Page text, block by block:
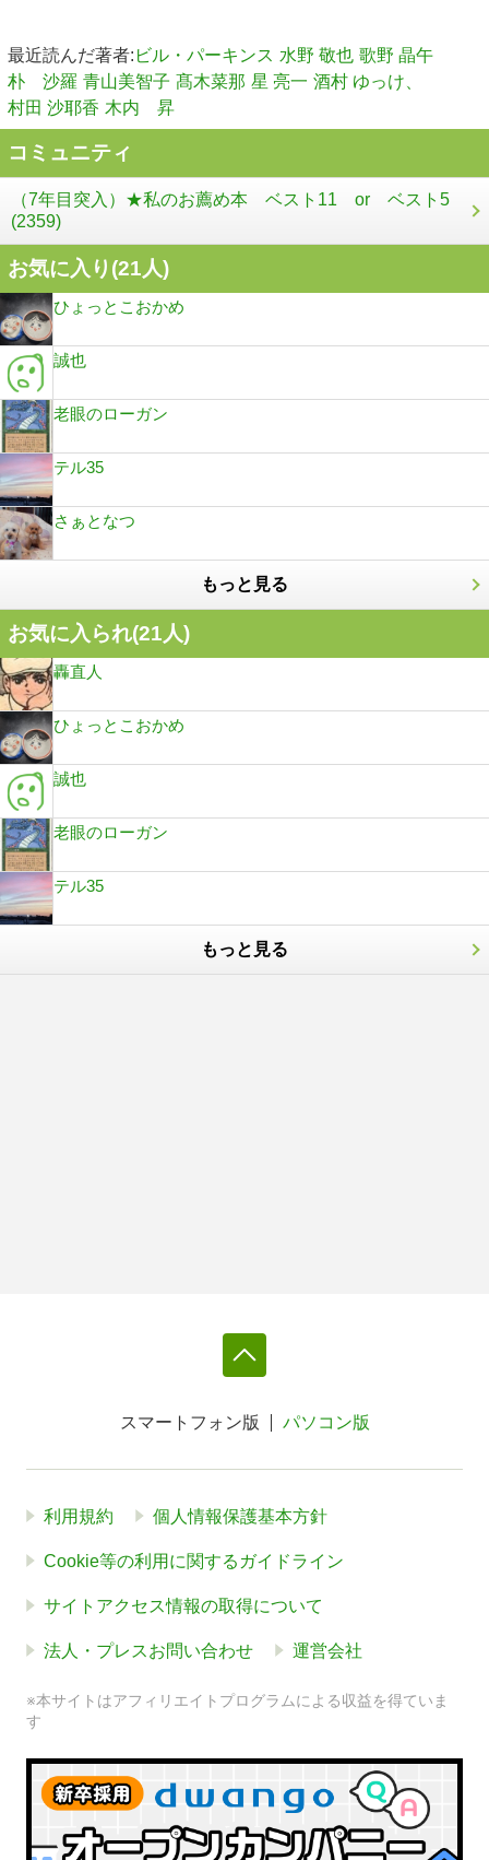
最近読んだ著者: ビル・パーキンス 水野 敬也 歌野 晶午
朴 沙羅 青山美智子 髙木菜那 星 亮一 酒村 ゆっけ、
村田 沙耶香 木内 昇
コミュニティ
（7年目突入）★私のお薦め本 ベスト11 or ベスト5
(2359)
お気に入り(21人)
ひょっとこおかめ
誠也
老眼のローガン
テル35
さぁとなつ
もっと見る
お気に入られ(21人)
轟直人
ひょっとこおかめ
誠也
老眼のローガン
テル35
もっと見る
スマートフォン版 パソコン版
利用規約 個人情報保護基本方針
Cookie等の利用に関するガイドライン
サイトアクセス情報の取得について
法人・プレスお問い合わせ 運営会社
※本サイトはアフィリエイトプログラムによる収益を得ていま
す